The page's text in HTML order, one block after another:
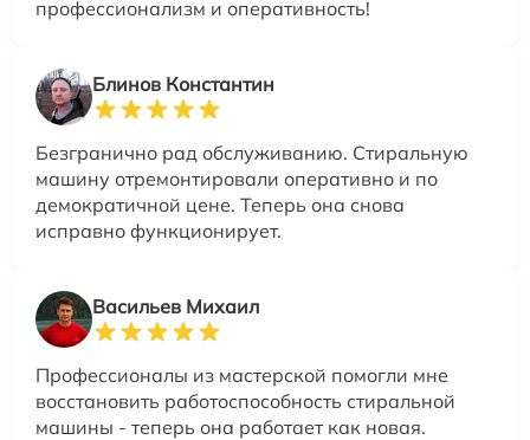
профессионализм и оперативность!
Блинов Константин
Безгранично рад обслуживанию. Стиральную
машину отремонтировали оперативно и по
демократичной цене. Теперь она снова
исправно функционирует.
Васильев Михаил
Профессионалы из мастерской помогли мне
восстановить работоспособность стиральной
машины - теперь она работает как новая.